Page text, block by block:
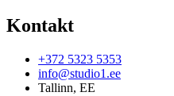
Kontakt
+372 5323 5353
info@studio1.ee
Tallinn, EE